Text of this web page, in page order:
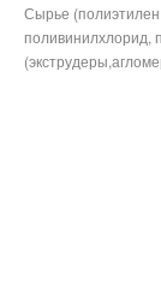
Сырье
поливинилхлорид,